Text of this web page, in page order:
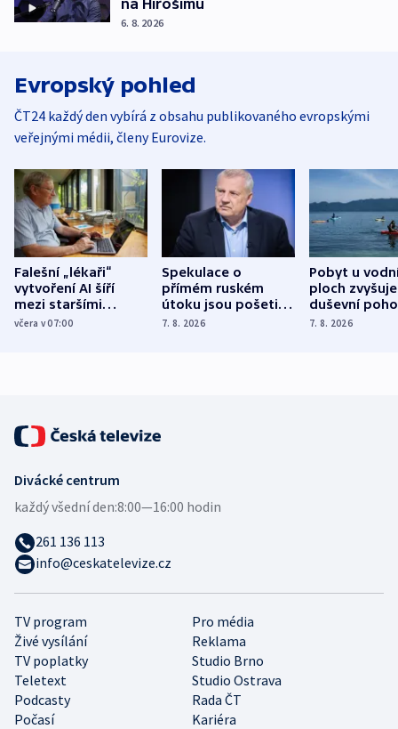
na Hirošimu
6. 8. 2026
Evropský pohled
ČT24 každý den vybírá z obsahu publikovaného evropskými
veřejnými médii, členy Eurovize.
Falešní „lékaři“
vytvoření AI šíří
mezi staršími
Poláky nebezpečné
včera v 07:00
Spekulace o
přímém ruském
útoku jsou pošetilé,
míní estonský
7. 8. 2026
Pobyt u
ploch zvyšuje
duševní
ukázala
7. 8. 2026
TV program
Pro média
Živé vysílání
Reklama
TV poplatky
Studio Brno
Teletext
Studio Ostrava
Podcasty
Rada ČT
Počasí
Kariéra
Divácké centrum
každý všední den:8:00—16:00 hodin
261 136 113
info@ceskatelevize.cz